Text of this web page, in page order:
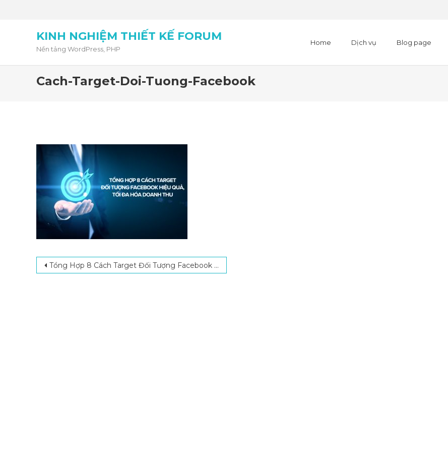
KINH NGHIỆM THIẾT KẾ FORUM
Nền tảng WordPress, PHP
Home Dịch vụ Blog page
Cach-Target-Doi-Tuong-Facebook
Post navigation
Tổng Hợp 8 Cách Target Đối Tượng Facebook Hiệu Quả, Tối Đa Hóa Doanh Thu